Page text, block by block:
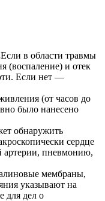
Если в области травмы
(воспаление) и отек
Если нет —
(от часов до
было нанесено
обнаружить
сердце
артерии, пневмонию,
мембраны,
указывают на
для дел о